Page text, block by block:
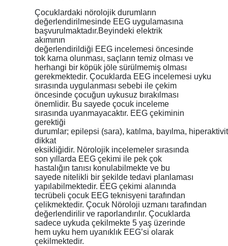
Çocuklardaki nörolojik durumların
değerlendirilmesinde EEG uygulamasına
başvurulmaktadır.Beyindeki elektrik
akımının
değerlendirildiği EEG incelemesi öncesinde
tok karna olunması, saçların temiz olması ve
herhangi bir köpük jöle sürülmemiş olması
gerekmektedir. Çocuklarda EEG incelemesi uyku
sırasında uygulanması sebebi ile çekim
öncesinde çocuğun uykusuz bırakılması
önemlidir. Bu sayede çocuk inceleme
sırasında uyanmayacaktır. EEG çekiminin
gerektiği
durumlar; epilepsi (sara), katılma, bayılma,
dikkat
eksikliğidir. Nörolojik incelemeler sırasında
son yıllarda EEG çekimi ile pek çok
hastalığın tanısı konulabilmekte ve bu
sayede nitelikli bir şekilde tedavi planlaması
yapılabilmektedir. EEG çekimi alanında
tecrübeli çocuk EEG teknisyeni tarafından
çelikmektedir. Çocuk Nöroloji uzmanı tarafından
değerlendirilir ve raporlandırılır. Çocuklarda
sadece uykuda çekilmekte 5 yaş üzerinde
hem uyku hem uyanıklık EEG’si olarak
çekilmektedir.